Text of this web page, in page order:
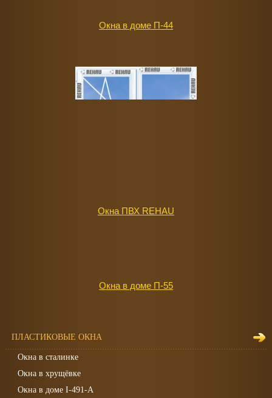
Окна в доме П-44
Окна ПВХ REHAU
Окна в доме П-55
ПЛАСТИКОВЫЕ ОКНА
Окна в сталинке
Окна в хрущёвке
Окна в доме I-491-А